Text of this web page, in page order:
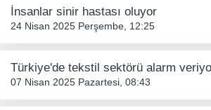
İnsanlar sinir hastası oluyor
24 Nisan 2025 Perşembe, 12:25
Türkiye'de tekstil sektörü alarm
07 Nisan 2025 Pazartesi, 08:43